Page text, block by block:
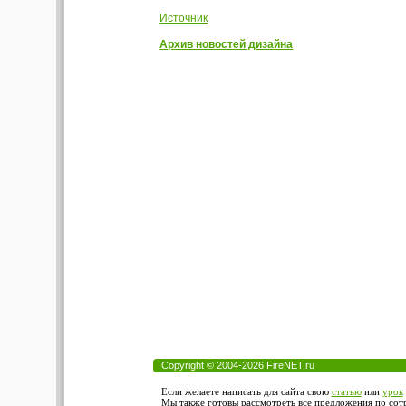
Источник
Архив новостей дизайна
Copyright © 2004-2026 FireNET.ru
Если желаете написать для сайта свою статьюили урок
Мы также готовы рассмотреть все предложения по